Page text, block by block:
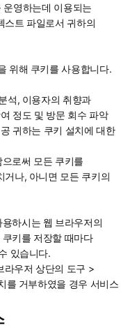
운영하는데 이용되는
스트 파일로서 귀하의
위해 쿠키를 사용합니다.
석, 이용자의 취향과
정도 및 방문 회수 파악
귀하는 쿠키 설치에 대한
로써 모든 쿠키를
거나, 아니면 모든 쿠키의
하시는 웹 브라우저의
키를 저장할 때마다
있습니다.
라우저 상단의 도구 >
를 거부하였을 경우 서비스